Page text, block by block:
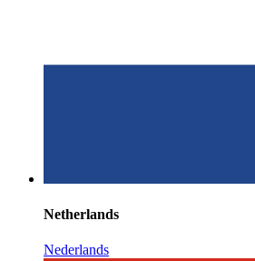
Netherlands
Nederlands